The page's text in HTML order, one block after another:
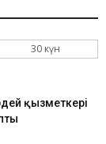
30 күн
қызметкері